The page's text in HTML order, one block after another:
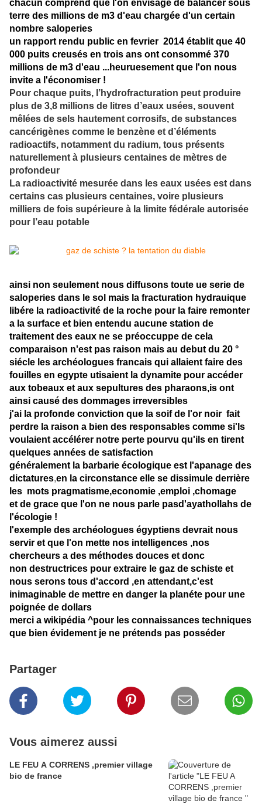
chacun comprend que l'on envisage de balancer sous
terre des millions de m3 d'eau chargée d'un certain
nombre saloperies
un rapport rendu public en fevrier 2014 établit que 40
000 puits creusés en trois ans ont consommé 370
millions de m3 d'eau ...heuruesement que l'on nous
invite a l'économiser !
Pour chaque puits, l’hydrofracturation peut produire
plus de 3,8 millions de litres d’eaux usées, souvent
mêlées de sels hautement corrosifs, de substances
cancérigènes comme le benzène et d’éléments
radioactifs, notamment du radium, tous présents
naturellement à plusieurs centaines de mètres de
profondeur
La radioactivité mesurée dans les eaux usées est dans
certains cas plusieurs centaines, voire plusieurs
milliers de fois supérieure à la limite fédérale autorisée
pour l’eau potable
ainsi non seulement nous diffusons toute ue serie de
saloperies dans le sol mais la fracturation hydrauique
libére la radioactivité de la roche pour la faire remonter
a la surface et bien entendu aucune station de
traitement des eaux ne se préoccuppe de cela
comparaison n'est pas raison mais au debut du 20 °
siécle les archéologues francais qui allaient faire des
fouilles en egypte utisaient la dynamite pour accéder
aux tobeaux et aux sepultures des pharaons,is ont
ainsi causé des dommages irreversibles
j'ai la profonde conviction que la soif de l'or noir fait
perdre la raison a bien des responsables comme si'ls
voulaient accélérer notre perte pourvu qu'ils en tirent
quelques années de satisfaction
généralement la barbarie écologique est l'apanage des
dictatures,en la circonstance elle se dissimule derrière
les mots pragmatisme,economie ,emploi ,chomage
et de grace que l'on ne nous parle pasd'ayathollahs de
l'écologie !
l'exemple des archéologues égyptiens devrait nous
servir et que l'on mette nos intelligences ,nos
chercheurs a des méthodes douces et donc
non destructrices pour extraire le gaz de schiste et
nous serons tous d'accord ,en attendant,c'est
inimaginable de mettre en danger la planéte pour une
poignée de dollars
merci a wikipédia ^pour les connaissances techniques
que bien évidement je ne prétends pas posséder
Partager
Vous aimerez aussi
LE FEU A CORRENS ,premier village
bio de france